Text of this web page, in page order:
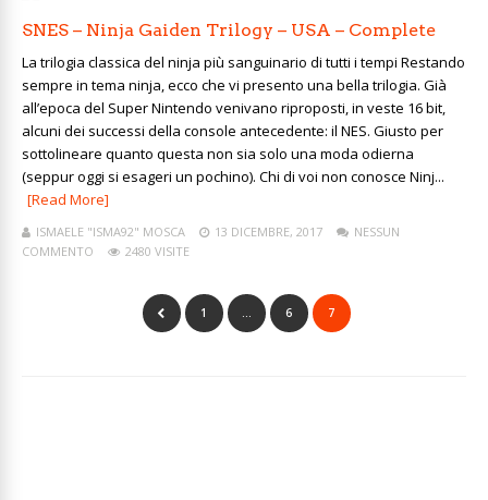
SNES – Ninja Gaiden Trilogy – USA – Complete
La trilogia classica del ninja più sanguinario di tutti i tempi Restando
sempre in tema ninja, ecco che vi presento una bella trilogia. Già
all’epoca del Super Nintendo venivano riproposti, in veste 16 bit,
alcuni dei successi della console antecedente: il NES. Giusto per
sottolineare quanto questa non sia solo una moda odierna
(seppur oggi si esageri un pochino). Chi di voi non conosce Ninj...
[Read More]
ISMAELE "ISMA92" MOSCA 13 DICEMBRE, 2017
NESSUN
COMMENTO
2480 VISITE
1 … 6 7